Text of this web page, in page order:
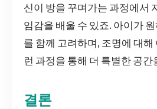
신이 방을 꾸며가는 과정에서
임감을 배울 수 있죠. 아이가
를 함께 고려하며, 조명에 대
런 과정을 통해 더 특별한 공
결론